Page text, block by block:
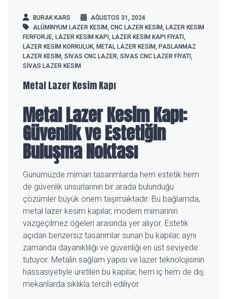
BURAK KARS
AĞUSTOS 31, 2024
ALÜMINYUM LAZER KESIM CNC LAZER KESIM LAZER KESIM
FERFORJE LAZER KESIM KAPI LAZER KESIM KAPI FIYATI
LAZER KESIM KORKULUK METAL LAZER KESIM PASLANMAZ
LAZER KESIM SIVAS CNC LAZER SIVAS CNC LAZER FIYATI
SIVAS LAZER KESIM
Metal Lazer Kesim Kapı
Metal Lazer Kesim Kapı:
Güvenlik ve Estetiğin
Buluşma Noktası
Günümüzde mimari tasarımlarda hem estetik hem
de güvenlik unsurlarının bir arada bulunduğu
çözümler büyük önem taşımaktadır. Bu bağlamda,
metal lazer kesim kapılar, modern mimarinin
vazgeçilmez öğeleri arasında yer alıyor. Estetik
açıdan benzersiz tasarımlar sunan bu kapılar, aynı
zamanda dayanıklılığı ve güvenliği en üst seviyede
tutuyor. Metalin sağlam yapısı ve lazer teknolojisinin
hassasiyetiyle üretilen bu kapılar, hem iç hem de dış
mekanlarda sıklıkla tercih ediliyor.